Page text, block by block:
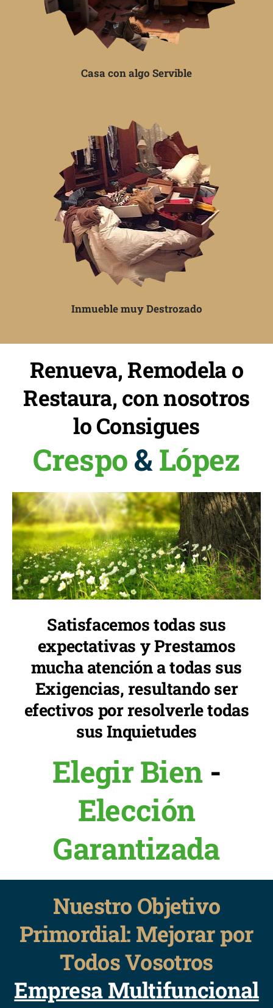
Casa con algo Servible
Inmueble muy Destrozado
Renueva, Remodela o
Restaura, con nosotros
lo Consigues
Crespo&López
Satisfacemos todas sus
expectativas y Prestamos
mucha atención a todas sus
Exigencias, resultando ser
efectivos por resolverle todas
sus Inquietudes
Elegir Bien -
Elección
Garantizada
Nuestro Objetivo
Primordial: Mejorar por
Todos Vosotros
Empresa Multifuncional